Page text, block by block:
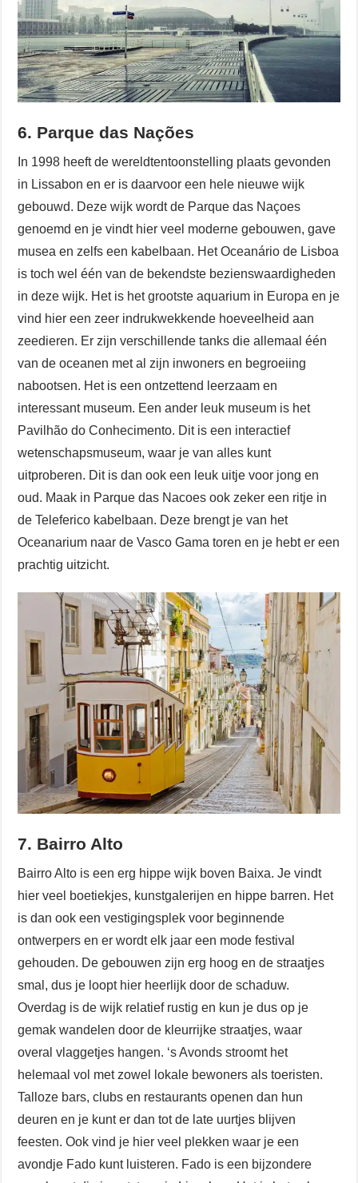
6. Parque das Nações
In 1998 heeft de wereldtentoonstelling plaats gevonden
in Lissabon en er is daarvoor een hele nieuwe wijk
gebouwd. Deze wijk wordt de Parque das Naçoes
genoemd en je vindt hier veel moderne gebouwen, gave
musea en zelfs een kabelbaan. Het Oceanário de Lisboa
is toch wel één van de bekendste bezienswaardigheden
in deze wijk. Het is het grootste aquarium in Europa en je
vind hier een zeer indrukwekkende hoeveelheid aan
zeedieren. Er zijn verschillende tanks die allemaal één
van de oceanen met al zijn inwoners en begroeiing
nabootsen. Het is een ontzettend leerzaam en
interessant museum. Een ander leuk museum is het
Pavilhão do Conhecimento. Dit is een interactief
wetenschapsmuseum, waar je van alles kunt
uitproberen. Dit is dan ook een leuk uitje voor jong en
oud. Maak in Parque das Nacoes ook zeker een ritje in
de Teleferico kabelbaan. Deze brengt je van het
Oceanarium naar de Vasco Gama toren en je hebt er een
prachtig uitzicht.
7. Bairro Alto
Bairro Alto is een erg hippe wijk boven Baixa. Je vindt
hier veel boetiekjes, kunstgalerijen en hippe barren. Het
is dan ook een vestigingsplek voor beginnende
ontwerpers en er wordt elk jaar een mode festival
gehouden. De gebouwen zijn erg hoog en de straatjes
smal, dus je loopt hier heerlijk door de schaduw.
Overdag is de wijk relatief rustig en kun je dus op je
gemak wandelen door de kleurrijke straatjes, waar
overal vlaggetjes hangen. ‘s Avonds stroomt het
helemaal vol met zowel lokale bewoners als toeristen.
Talloze bars, clubs en restaurants openen dan hun
deuren en je kunt er dan tot de late uurtjes blijven
feesten. Ook vind je hier veel plekken waar je een
avondje Fado kunt luisteren. Fado is een bijzondere